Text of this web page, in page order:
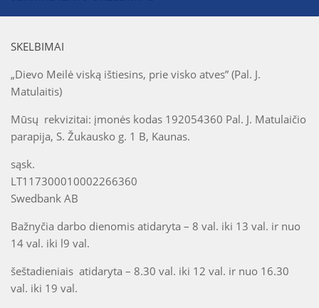
SKELBIMAI
„Dievo Meilė viską ištiesins, prie visko atves” (Pal. J.
Matulaitis)
Mūsų rekvizitai: įmonės kodas 192054360 Pal. J. Matulaičio
parapija, S. Žukausko g. 1 B, Kaunas.
sąsk.
LT117300010002266360
Swedbank AB
Bažnyčia darbo dienomis atidaryta – 8 val. iki 13 val. ir nuo
14 val. iki l9 val.
šeštadieniais atidaryta – 8.30 val. iki 12 val. ir nuo 16.30
val. iki 19 val.